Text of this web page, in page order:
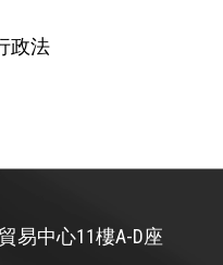
政法
易中心11樓A-D座